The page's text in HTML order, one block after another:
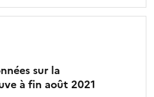
sur la
à fin août 2021